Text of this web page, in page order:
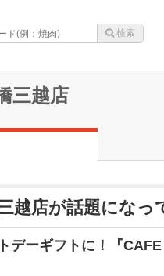
三越店
越店が話題になっ
デーギフトに！『